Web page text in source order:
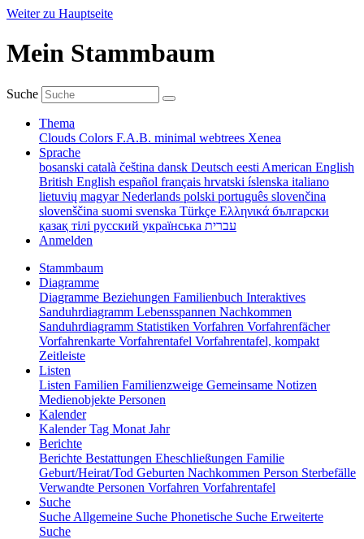
Weiter zu Hauptseite
Mein Stammbaum
Suche
Thema
Clouds Colors F.A.B. minimal webtrees Xenea
Sprache
bosanski català čeština dansk Deutsch eesti American English
British English español français hrvatski íslenska italiano
lietuvių magyarNederlands polski português slovenčina
slovenščina suomi svenska Türkçe Ελληνικά български
қазақ тілі русский українська עברית
Anmelden
Stammbaum
Diagramme
Diagramme Beziehungen Familienbuch Interaktives
Sanduhrdiagramm Lebensspannen Nachkommen
Sanduhrdiagramm Statistiken Vorfahren Vorfahrenfächer
Vorfahrenkarte Vorfahrentafel Vorfahrentafel, kompakt
Zeitleiste
Listen
Listen Familien Familienzweige Gemeinsame Notizen
Medienobjekte Personen
Kalender
KalenderTag Monat Jahr
Berichte
Berichte Bestattungen Eheschließungen Familie
Geburt/Heirat/Tod Geburten Nachkommen Person Sterbefälle
Verwandte Personen Vorfahren Vorfahrentafel
Suche
Suche Allgemeine Suche Phonetische Suche Erweiterte
Suche